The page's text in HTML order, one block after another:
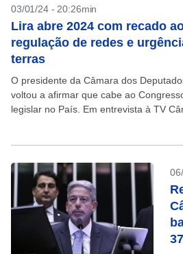
03/01/24 - 20:26min
Lira abre 2024 com recado
regulação de redes e
terras
O presidente da Câmara dos
voltou a afirmar que cabe ao
legislar no País. Em entrevista à TV